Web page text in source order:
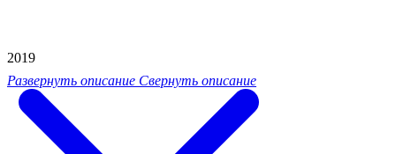
2019
Развернуть описание Свернуть описание